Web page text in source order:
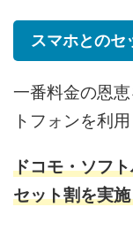
スマホとのセ
一番料金の恩
トフォンを利
ドコモ・ソフ
セット割を実